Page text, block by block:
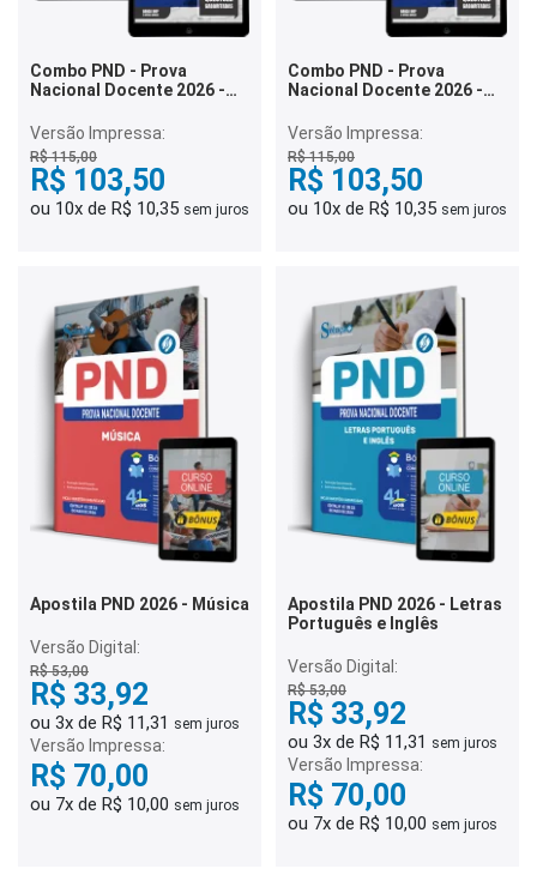
Combo PND - Prova
Nacional Docente 2026 -
Versão Impressa:
R$ 115,00
R$ 103,50
ou 10x de R$ 10,35 sem juros
Combo PND - Prova
Nacional Docente 2026 -
Versão Impressa:
R$ 115,00
R$ 103,50
ou 10x de R$ 10,35 sem juros
Apostila PND 2026 - Música
Versão Digital:
R$ 53,00
R$ 33,92
ou 3x de R$ 11,31 sem juros
Versão Impressa:
R$ 70,00
ou 7x de R$ 10,00 sem juros
Apostila PND 2026 - Letras
Português e Inglês
Versão Digital:
R$ 53,00
R$ 33,92
ou 3x de R$ 11,31 sem juros
Versão Impressa:
R$ 70,00
ou 7x de R$ 10,00 sem juros